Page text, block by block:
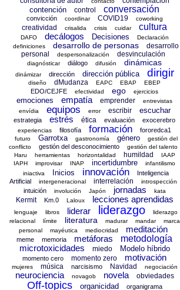
contención control conversación
convicción coordinar COVID19 coworking
creatividad crisalida crisis cuidar cultura
DAFO decálogos Decisiones
Declaración
definiciones
desarrollo de personas
desarrollo
personal
despersonalización desvinculación
diagnósticar diálogo difusión dinámicas
dinámizar dirección dirección pública dirigir
diseño dMudanza EAPC EBAP EBEP
EDO/CEJFE efectividad ego ejercicios
emociones empatía emprender
entrevistas
envídia
equipos error escribir escuchar
estrategia estrés ética evaluación exocerebro
experiencias filosofía formación fororedca1
futuro Garrotxa gastronomía género
gestión del
conflicto
gestión del desconocimiento
gestión del talento
Haru
herramientas horizontalidad humildad
IAAP
IAPH
improvisar INAP incertidumbre
infantilismo
iniactiva
Inicios innovación
Inteligencia
Artificial
intergeneracional interrelación introspección
intuición involución Japón jornadas kata
Kermit Km.0 Laloux lecciones aprendidas
lenguaje libros liderar liderazgo
liderazgo
relacional
límite literatura madurar mandar
marca
personal
mayéutica mediocridad meditación
meme memoria metáforas
metodología
microtoxicidades
miedo Modelo híbrido
momento cero momento zero motivación
mujeres música narcisismo Navidad negociación
neurociencia novagob novela obviedades
Off-topics organicidad organigrama